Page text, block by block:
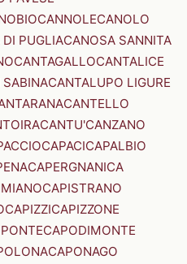
CANNOLECANOLO
PUGLIACANOSA SANNITA
CANTAGALLOCANTALICE
CANTALUPO LIGURE
CANTELLO
CANTU'CANZANO
CAPACICAPALBIO
CAPERGNANICA
CAPISTRANO
CAPIZZICAPIZZONE
CAPODIMONTE
CAPONAGO